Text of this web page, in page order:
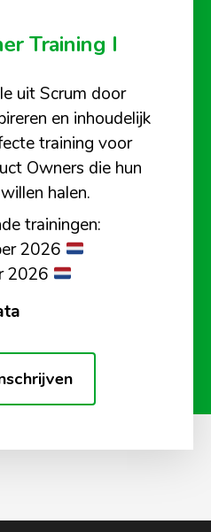
Training I
uit Scrum door
en inhoudelijk
training voor
Owners die hun
halen.
trainingen:
2026
2026